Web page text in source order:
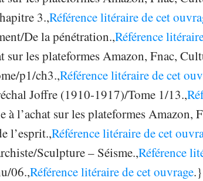
3.,Référence litéraire de cet
De la pénétration.,Référence
sur les plateformes Amazon, Fnac,
p1/ch3.,Référence litéraire de cet
Joffre (1910-1917)/Tome 1/13.,
à l’achat sur les plateformes
l’esprit.,Référence litéraire de cet
Sculpture – Séisme.,Référence
06.,Référence litéraire de cet ouvrage.}